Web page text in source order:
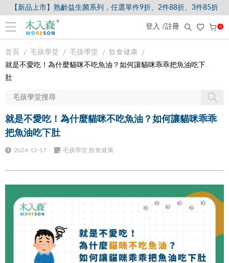
【新品上市】熟齡益生菌系列，任選單件9折、2件88折、3件85折
【8/5-8/9爸氣獻禮】全館滿$2000現折$200、滿$3000現折$300、滿
登入 /註冊 0
首頁 毛孩學堂 毛孩學堂
飲食健康
就是不愛吃！為什麼貓咪不吃魚油？如何讓貓咪乖乖把魚油吃下
肚
就是不愛吃！為什麼貓咪不吃魚油？如何讓貓咪乖乖
把魚油吃下肚
2024-12-17 毛孩學堂,飲食健康